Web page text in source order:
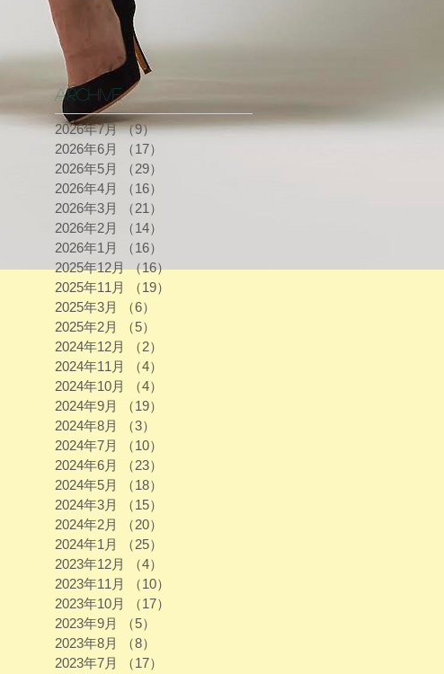
Archive
2026年7月 （9）9件の記事
2026年6月
（17）
2026年5月
（29）
2026年4月
（16）
2026年3月
（21）
2026年2月
（14）
2026年1月
（16）
2025年12月 （16）16件の記事
2025年11月
（19）
2025年3月
（6）
2025年2月
（5）
2024年12月
（2）
2024年11月
（4）
2024年10月
（4）
2024年9月
（19）
2024年8月
（3）
2024年7月
（10）
2024年6月
（23）
2024年5月
（18）
2024年3月
（15）
2024年2月
（20）
2024年1月
（25）
2023年12月
（4）
2023年11月
（10）
2023年10月
（17）
2023年9月
（5）
2023年8月
（8）
2023年7月
（17）